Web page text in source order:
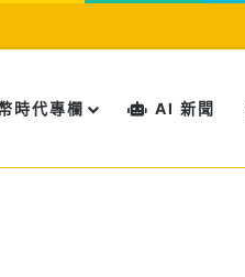
時代專欄 AI 新聞